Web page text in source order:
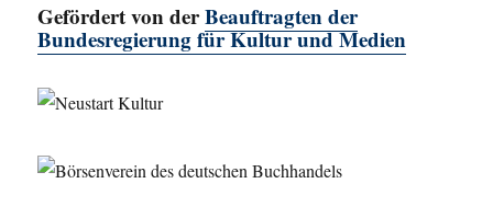
SEIT
E
Gefördert von derBeauftragten der
Bundesregierung für Kultur und Medien